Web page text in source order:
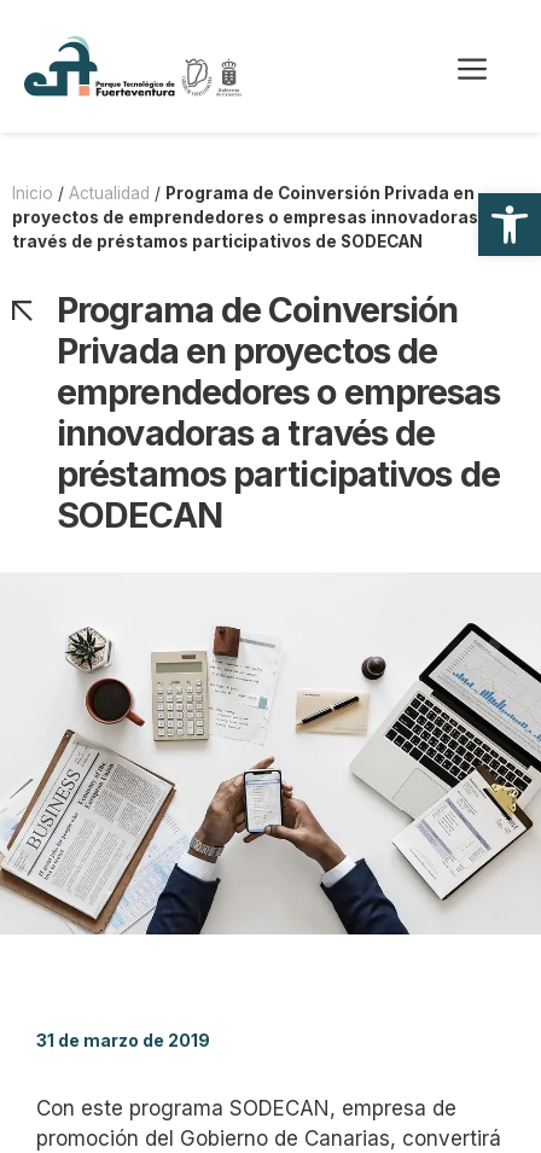
Abrir
contenido
Inicio / Actualidad / Programa de Coinversión Privada en
proyectos de emprendedores o empresas innovadoras a
través de préstamos participativos de SODECAN
Programa de Coinversión
Privada en proyectos de
emprendedores o empresas
innovadoras a través de
préstamos participativos de
SODECAN
31 de marzo de 2019
Con este programa SODECAN, empresa de
promoción del Gobierno de Canarias, convertirá